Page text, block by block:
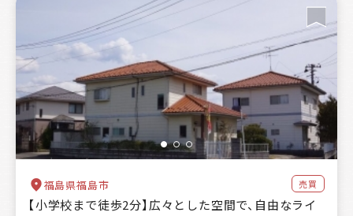
福島県福島市 売買
【小学校まで徒歩2分】広々とした空間で、自由なライ